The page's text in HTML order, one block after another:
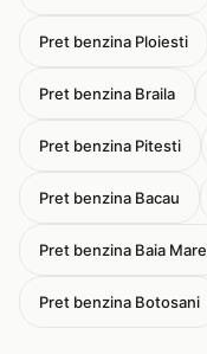
Pret benzina Ploiesti
Pret benzina Braila
Pret benzina Pitesti
Pret benzina Bacau
Pret benzina Baia Mare
Pret benzina Botosani